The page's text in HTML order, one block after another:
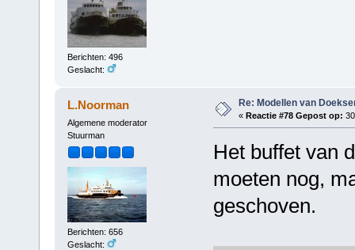
Berichten: 496
Geslacht:
L.Noorman
Algemene moderator
Stuurman
Berichten: 656
Geslacht:
Re: Modellen van
« Reactie #78 Gepost op:
Het buffet van
moeten nog,
geschoven.